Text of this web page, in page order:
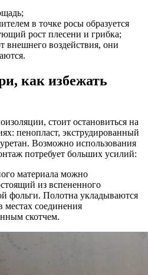
в точке росы образуется
рост плесени и грибка;
внешнего воздействия, они
как избежать
стоит остановиться на
пенопласт, экструдированный
Возможно использования
потребует больших усилий:
материала можно
из вспененного
фольги. Полотна укладываются
местах соединения
скотчем.